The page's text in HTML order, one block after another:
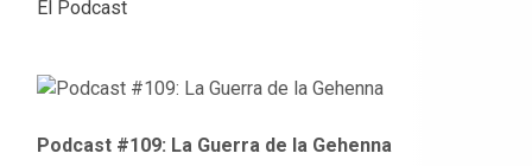
El Podcast
Podcast #109: La Guerra de la Gehenna